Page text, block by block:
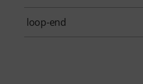
loop-end